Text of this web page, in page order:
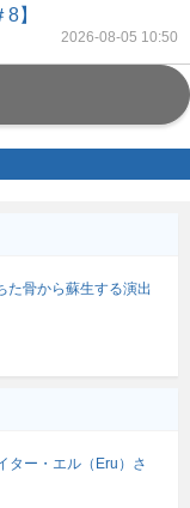
】
2026-08-05 10:50
た骨から蘇生する演出
ター・エル（Eru）さ